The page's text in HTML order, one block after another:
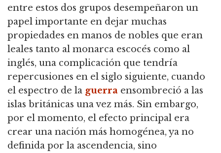
entre estos dos grupos desempeñaron un
papel importante en dejar muchas
propiedades en manos de nobles que eran
leales tanto al monarca escocés como al
inglés, una complicación que tendría
repercusiones en el siglo siguiente, cuando
el espectro de la guerra ensombreció a las
islas británicas una vez más. Sin embargo,
por el momento, el efecto principal era
crear una nación más homogénea, ya no
definida por la ascendencia, sino